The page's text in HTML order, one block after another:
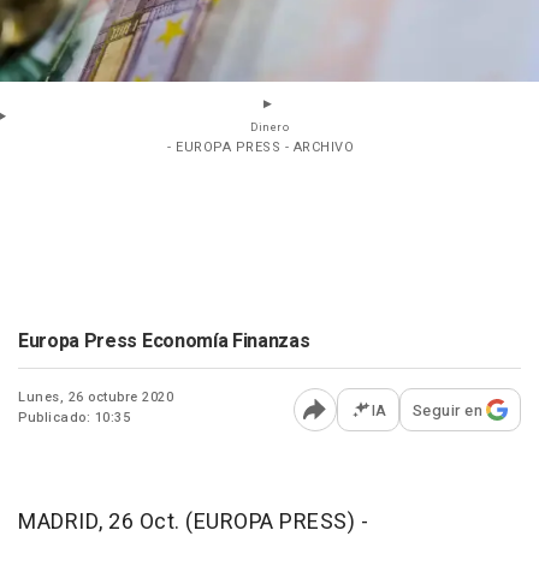
Dinero
- EUROPA PRESS - ARCHIVO
Europa Press Economía Finanzas
Lunes, 26 octubre 2020
Publicado: 10:35
Abrir opciones para
IA Seguir en
MADRID, 26 Oct. (EUROPA PRESS) -